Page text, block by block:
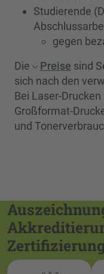
Studierende
gegen
Die
Preise sind
sich nach den
Bei Laser-
Großformat-
und